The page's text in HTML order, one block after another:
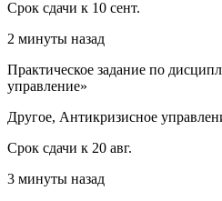
Срок сдачи к 10 сент.
2 минуты назад
Практическое задание по
управление»
Другое, Антикризисное
Срок сдачи к 20 авг.
3 минуты назад